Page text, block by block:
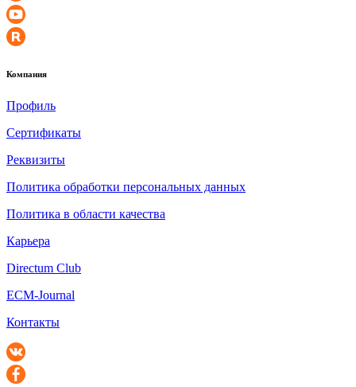
Компания
Профиль
Сертификаты
Реквизиты
Политика обработки персональных данных
Политика в области качества
Карьера
Directum Club
ECM-Journal
Контакты